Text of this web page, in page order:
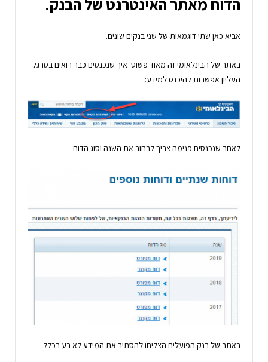
הדוח מאתר האינטרנט של הבנק.
אביא כאן שתי דוגמאות של שני בנקים שונים.
באתר של הבינלאומי זה מאוד פשוט. איך שנכנסים כבר רואים בסרגל
העליון אפשרות להיכנס למידע:
לאחר שנכנסים פנימה צריך לבחור את השנה וסוג הדוח
באתר של בנק הפועלים הצליחו להסתיר את המידע לא רע בכלל.